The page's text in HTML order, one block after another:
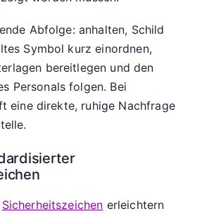
Abfolge: anhalten, Schild
Symbol kurz einordnen,
bereitlegen und den
Personals folgen. Bei
eine direkte, ruhige Nachfrage
Sicherheitszeichen erleichtern